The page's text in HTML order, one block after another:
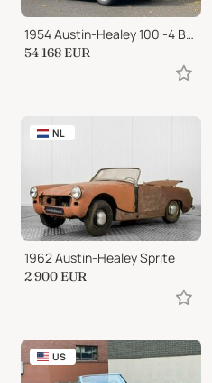
1954 Austin-Healey 100 -4 BN1
54 168 EUR
NL
1962 Austin-Healey Sprite
2 900 EUR
US